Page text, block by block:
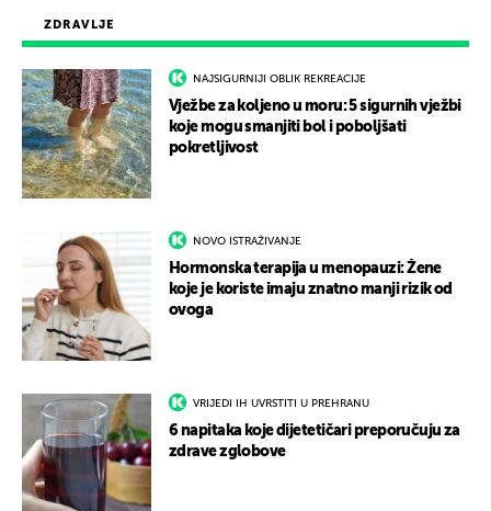
ZDRAVLJE
NAJSIGURNIJI OBLIK REKREACIJE
Vježbe za koljeno u moru: 5 sigurnih vježbi
koje mogu smanjiti bol i poboljšati
pokretljivost
NOVO ISTRAŽIVANJE
Hormonska terapija u menopauzi: Žene
koje je koriste imaju znatno manji rizik od
ovoga
VRIJEDI IH UVRSTITI U PREHRANU
6 napitaka koje dijetetičari preporučuju za
zdrave zglobove